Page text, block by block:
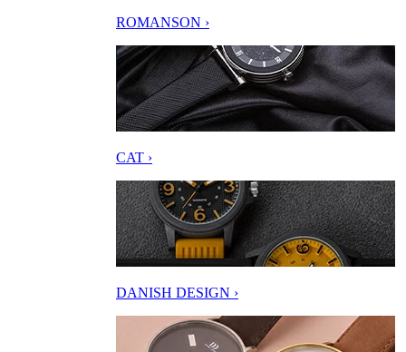
ROMANSON ›
CAT ›
DANISH DESIGN ›